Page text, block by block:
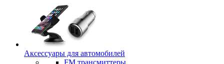
Аксессуары для автомобилей